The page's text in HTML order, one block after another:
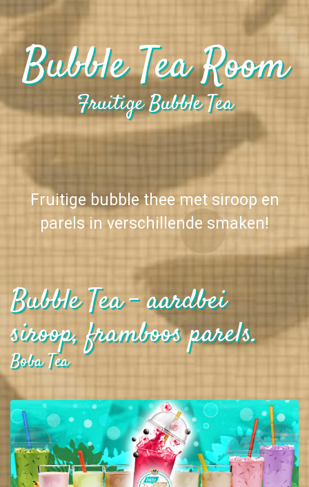
Bubble Tea Room
Fruitige Bubble Tea
Fruitige bubble thee met siroop en
parels in verschillende smaken!
Bubble Tea - aardbei
siroop, framboos parels.
Boba Tea